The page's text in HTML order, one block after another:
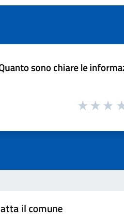
sono chiare le
il comune